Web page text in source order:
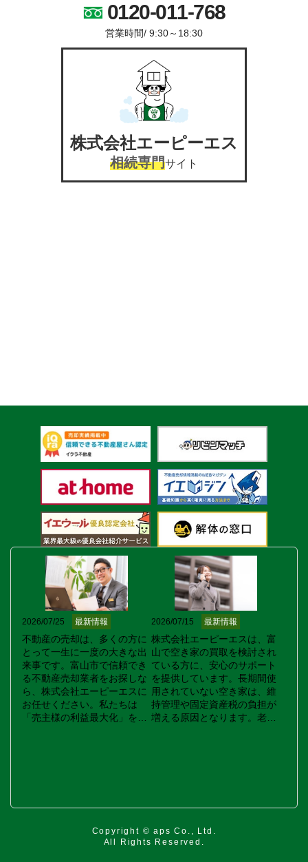
0120-011-768
営業時間/ 9:30～18:30
株式会社エーピーエス
相続専門サイト
2026/07/25 最新情報
不動産の売却は、多くの方に
とって一生に一度の大きな出
来事です。富山市で信頼でき
る不動産売却業者をお探しな
ら、株式会社エーピーエスに
お任せください。私たちは
「売主様の利益最大化」を目
心してお任せいただけるよ
ますので、どんな些細な疑問
でもお気軽にご相談くださ
2026/07/15 最新情報
株式会社エーピーエスは、富
山で空き家の買取を検討され
ている方に、安心のサポート
を提供しています。長期間使
用されていない空き家は、維
持管理や固定資産税の負担が
増える原因となります。老朽
方法をご提案しますので、ぜ
さい。富山の空き家買取はエ
ーピーエスにお任せくださ
Copyright © aps Co., Ltd.
All Rights Reserved.